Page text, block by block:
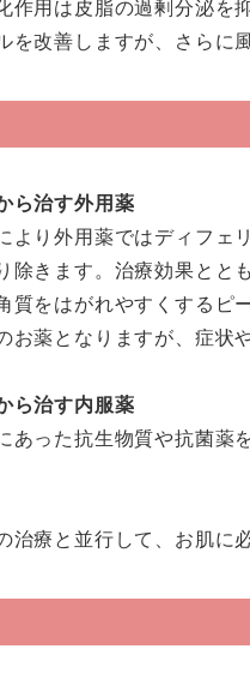
作用は皮脂の過剰分泌を
を改善しますが、さらに
ら治す外用薬
より外用薬ではディフェ
除きます。治療効果とと
質をはがれやすくするピ
お薬となりますが、症状
ら治す内服薬
あった抗生物質や抗菌薬
治療と並行して、お肌に